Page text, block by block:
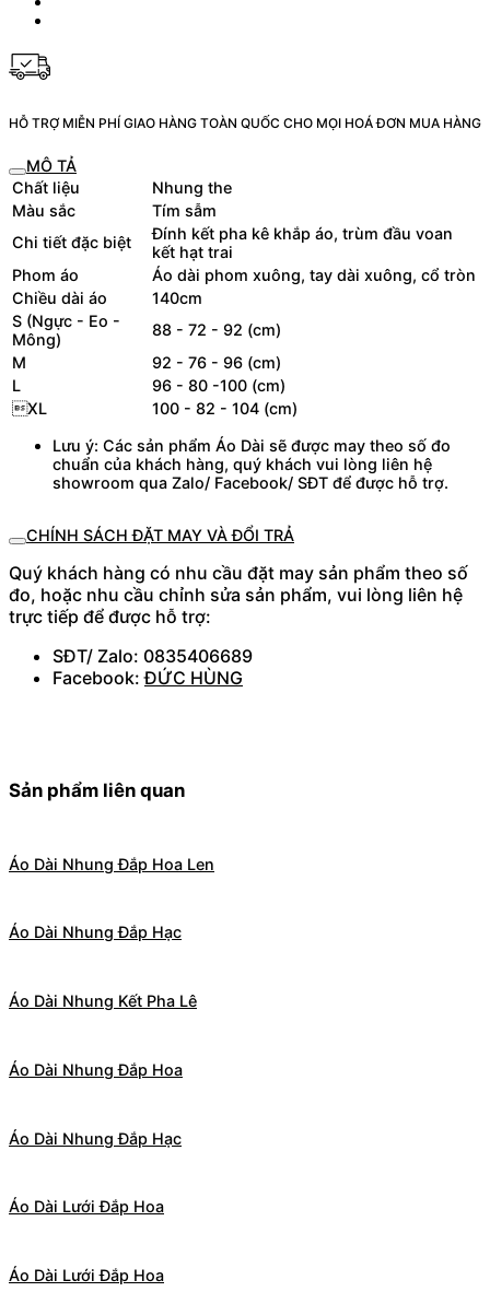
HỖ TRỢ MIỄN PHÍ GIAO HÀNG TOÀN QUỐC CHO MỌI HOÁ ĐƠN MUA HÀNG
MÔ TẢ
Chất liệu
Nhung the
Màu sắc
Tím sẫm
Chi tiết đặc biệt
Đính kết pha kê khắp áo, trùm đầu voan
kết hạt trai
Phom áo
Áo dài phom xuông, tay dài xuông, cổ tròn
Chiều dài áo
140cm
S (Ngực - Eo -
Mông)
88 - 72 - 92 (cm)
M
92 - 76 - 96 (cm)
L
96 - 80 -100 (cm)
XL
100 - 82 - 104 (cm)
Lưu ý: Các sản phẩm Áo Dài sẽ được may theo số đo
chuẩn của khách hàng, quý khách vui lòng liên hệ
showroom qua Zalo/ Facebook/ SĐT để được hỗ trợ.
CHÍNH SÁCH ĐẶT MAY VÀ ĐỔI TRẢ
Quý khách hàng có nhu cầu đặt may sản phẩm theo số
đo, hoặc nhu cầu chỉnh sửa sản phẩm, vui lòng liên hệ
trực tiếp để được hỗ trợ:
SĐT/ Zalo: 0835406689
Facebook:ĐỨC HÙNG
Sản phẩm liên quan
Áo Dài Nhung Đắp Hoa Len
Áo Dài Nhung Đắp Hạc
Áo Dài Nhung Kết Pha Lê
Áo Dài Nhung Đắp Hoa
Áo Dài Nhung Đắp Hạc
Áo Dài Lưới Đắp Hoa
Áo Dài Lưới Đắp Hoa